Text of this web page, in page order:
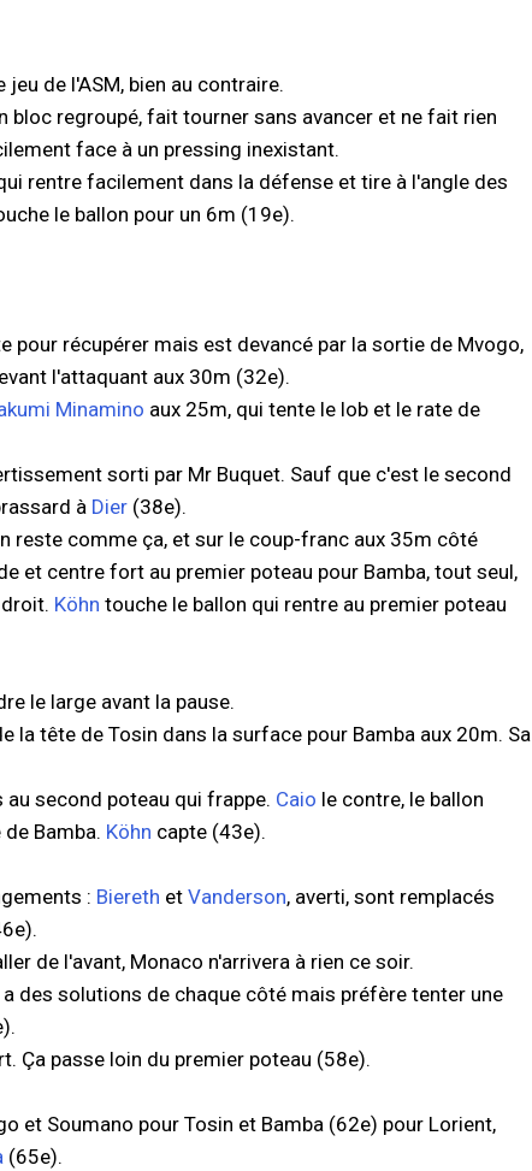
de l'ASM, bien au contraire.
regroupé, fait tourner sans avancer et ne fait rien
face à un pressing inexistant.
rentre facilement dans la défense et tire à l'angle des
le ballon pour un 6m (19e).
pour récupérer mais est devancé par la sortie de Mvogo,
l'attaquant aux 30m (32e).
Minamino aux 25m, qui tente le lob et le rate de
sorti par Mr Buquet. Sauf que c'est le second
à Dier (38e).
reste comme ça, et sur le coup-franc aux 35m côté
et centre fort au premier poteau pour Bamba, tout seul,
Köhn touche le ballon qui rentre au premier poteau
le large avant la pause.
la tête de Tosin dans la surface pour Bamba aux 20m. Sa
second poteau qui frappe. Caio le contre, le ballon
Bamba. Köhn capte (43e).
: Biereth et Vanderson, averti, sont remplacés
de l'avant, Monaco n'arrivera à rien ce soir.
des solutions de chaque côté mais préfère tenter une
Ça passe loin du premier poteau (58e).
et Soumano pour Tosin et Bamba (62e) pour Lorient,
(65e).